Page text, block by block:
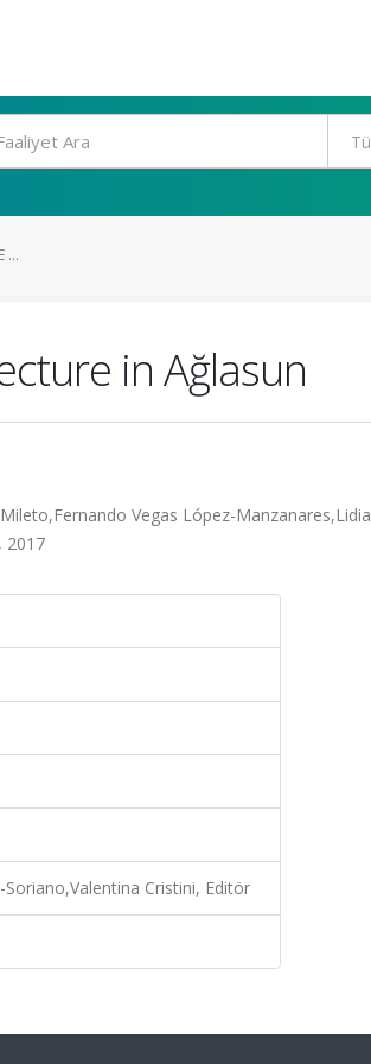
...
in Ağlasun
Vegas López-Manzanares,Lidia
2017
Cristini, Editör